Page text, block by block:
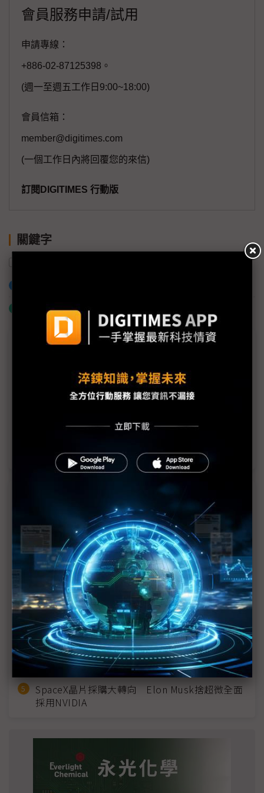
會員服務申請/試用
申請專線：
+886-02-87125398。
(週一至週五工作日9:00~18:00)
會員信箱：
member@digitimes.com
(一個工作日內將回覆您的來信)
訂閱DIGITIMES 行動版
關鍵字
什麼是「關鍵字追蹤」
議題精選－中國低空經濟崛起
中國無人機強權借DeepSeek與5G-A添翼 業者籲留
MLCC訂單過熱、出貨比創高 村田示警全球AI基
建熱潮將趨緩
2027全年記憶體產能提前售罄 買家「祕而不
宣」只怕買不夠
英特爾EMIB良率達標 聯發科第2代ASIC產品
2028準時量產
光進銅退更明確？ 聯發科估SerDes 448G為銅
線「最終戰場」
SpaceX晶片採購大轉向 Elon Musk捨超微全面
採用NVIDIA